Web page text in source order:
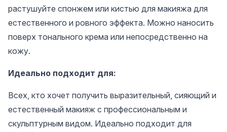
растушуйте спонжем или кистью для макияжа для
естественного и ровного эффекта. Можно наносить
поверх тонального крема или непосредственно на
кожу.
Идеально подходит для:
Всех, кто хочет получить выразительный, сияющий и
естественный макияж с профессиональным и
скульптурным видом. Идеально подходит для